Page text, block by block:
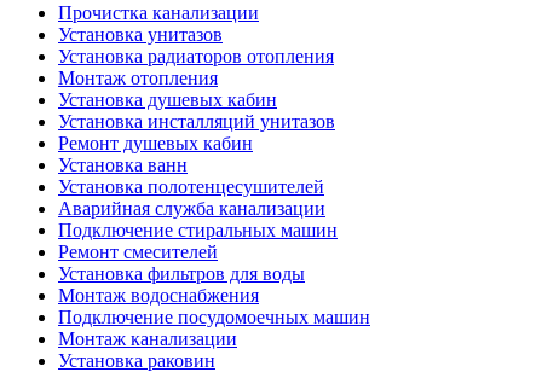
Прочистка канализации
Установка унитазов
Установка радиаторов отопления
Монтаж отопления
Установка душевых кабин
Установка инсталляций унитазов
Ремонт душевых кабин
Установка ванн
Установка полотенцесушителей
Аварийная служба канализации
Подключение стиральных машин
Ремонт смесителей
Установка фильтров для воды
Монтаж водоснабжения
Подключение посудомоечных машин
Монтаж канализации
Установка раковин